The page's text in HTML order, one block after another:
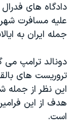
اعتراضات مردمی
اسرائیل در جنگ
همایش
صفحه‌های ویژه
سفر پرزیدنت
دادگاه های
علیه مسافرت
جمله ایران به
دونالد ترامپ
تروریست های
این نظر از جمله
هدف از این
است.